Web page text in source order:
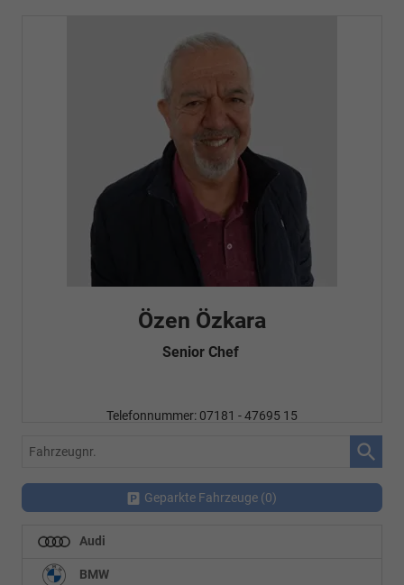
Özen Özkara
Senior Chef
Telefonnummer: 07181 - 47695 15
Fahrzeugnr.
Geparkte Fahrzeuge (0)
Audi
BMW